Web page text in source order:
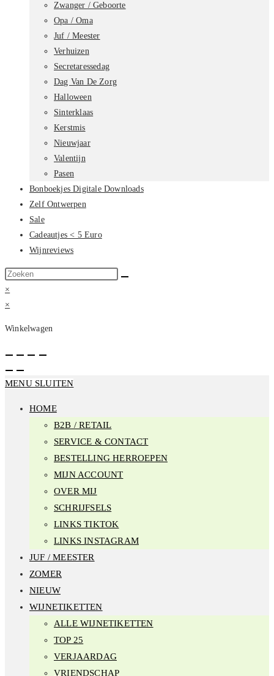
Zwanger / Geboorte
Opa / Oma
Juf / Meester
Verhuizen
Secretaressedag
Dag Van De Zorg
Halloween
Sinterklaas
Kerstmis
Nieuwjaar
Valentijn
Pasen
Bonboekjes Digitale Downloads
Zelf Ontwerpen
Sale
Cadeautjes < 5 Euro
Wijnreviews
Zoek
op
deze
×
×
Winkelwagen
MENU SLUITEN
HOME
B2B / RETAIL
SERVICE & CONTACT
BESTELLING HERROEPEN
MIJN ACCOUNT
OVER MIJ
SCHRIJFSELS
LINKS TIKTOK
LINKS INSTAGRAM
JUF / MEESTER
ZOMER
NIEUW
WIJNETIKETTEN
ALLE WIJNETIKETTEN
TOP 25
VERJAARDAG
VRIENDSCHAP